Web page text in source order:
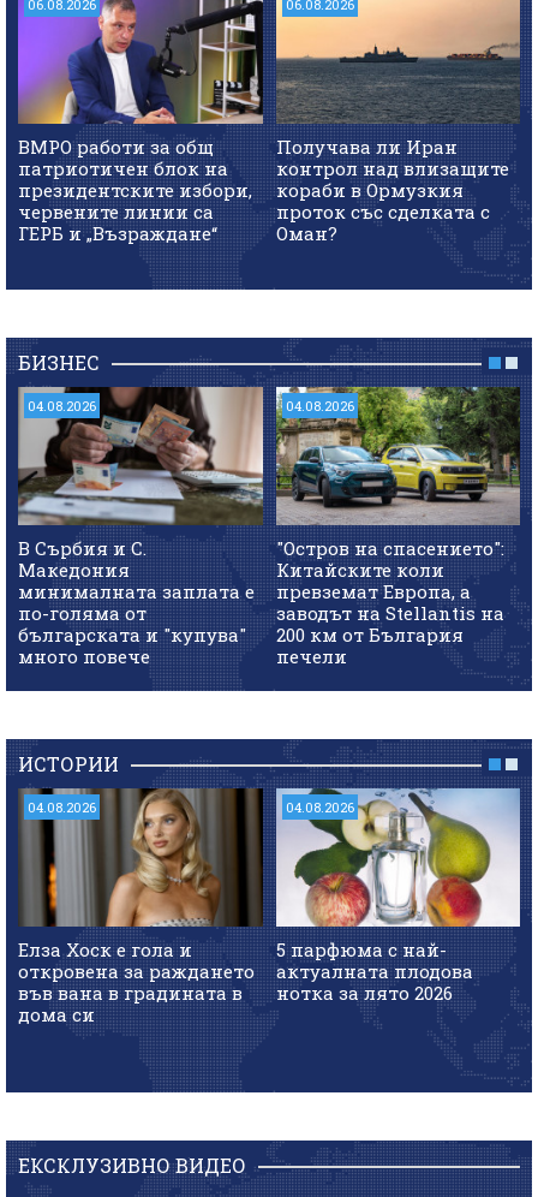
06.08.2026
ВМРО работи за общ
патриотичен блок на
президентските избори,
червените линии са
ГЕРБ и „Възраждане“
06.08.2026
Получава ли Иран
контрол над влизащите
кораби в Ормузкия
проток със сделката с
Оман?
БИЗНЕС
04.08.2026
В Сърбия и С.
Македония
минималната заплата е
по-голяма от
българската и "купува"
много повече
04.08.2026
"Остров на спасението":
Китайските коли
превземат Европа, а
заводът на Stellantis на
200 км от България
печели
ИСТОРИИ
04.08.2026
Елза Хоск е гола и
откровена за раждането
във вана в градината в
дома си
04.08.2026
5 парфюма с най-
актуалната плодова
нотка за лято 2026
ЕКСКЛУЗИВНО ВИДЕО